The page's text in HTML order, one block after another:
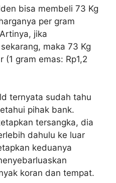
bisa membeli 73 Kg
per gram
jika
maka 73 Kg
(1 gram emas: Rp1,2
ternyata sudah tahu
pihak bank.
tersangka, dia
dahulu ke luar
keduanya
koran dan tempat.